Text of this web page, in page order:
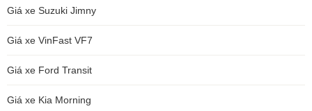
Giá xe Suzuki Jimny
Giá xe VinFast VF7
Giá xe Ford Transit
Giá xe Kia Morning